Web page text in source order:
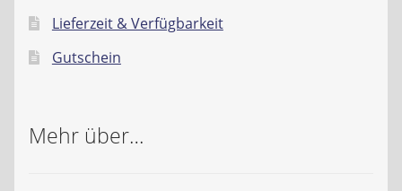
Lieferzeit & Verfügbarkeit
Gutschein
Mehr über…